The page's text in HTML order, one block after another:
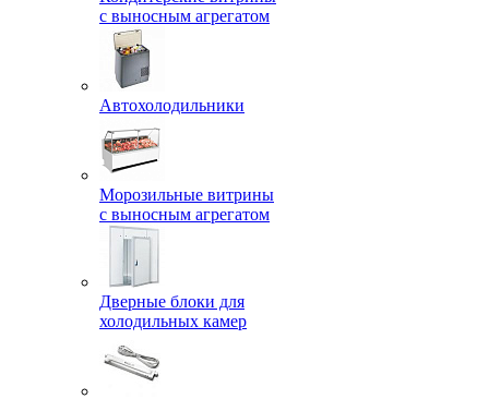
с выносным агрегатом
Автохолодильники
Морозильные витрины
с выносным агрегатом
Дверные блоки для
холодильных камер